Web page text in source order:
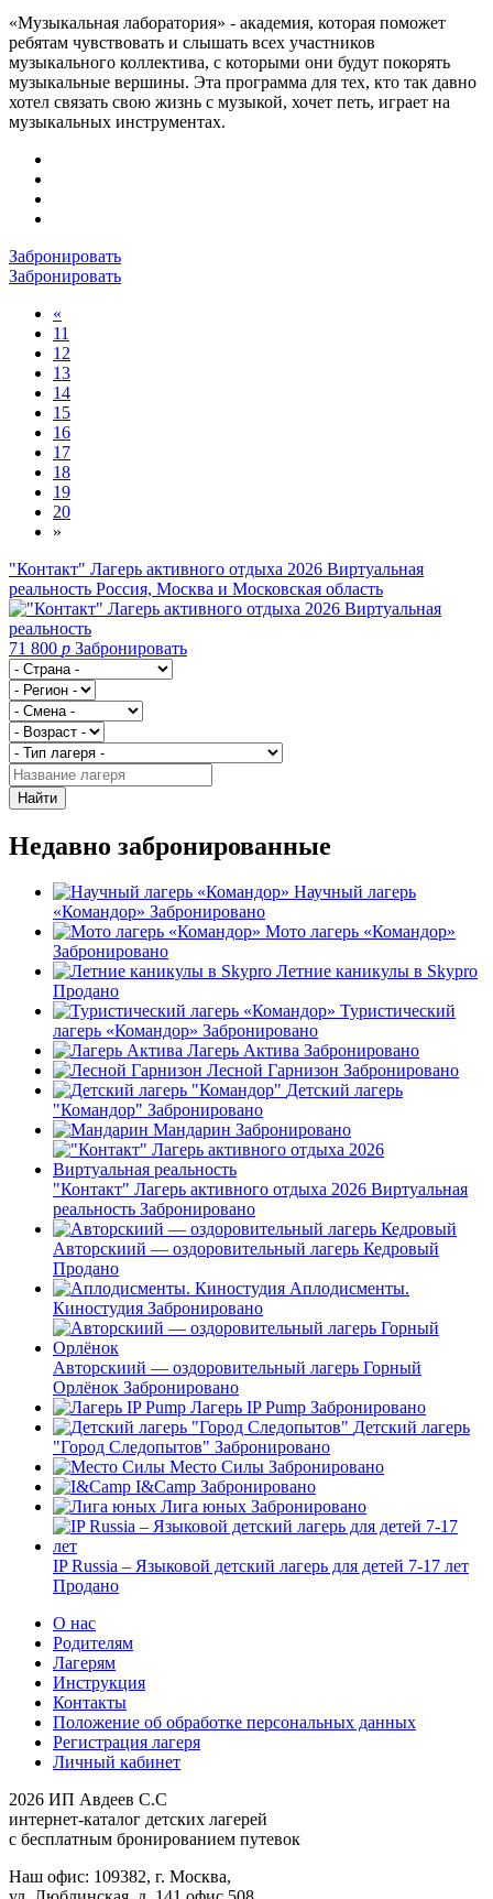
«Музыкальная лаборатория» - академия, которая поможет
ребятам чувствовать и слышать всех участников
музыкального коллектива, с которыми они будут покорять
музыкальные вершины. Эта программа для тех, кто так давно
хотел связать свою жизнь с музыкой, хочет петь, играет на
музыкальных инструментах.
Забронировать
Забронировать
«
11
12
13
14
15
16
17
18
19
20
»
"Контакт" Лагерь активного отдыха 2026 Виртуальная
реальность Россия, Москва и Московская область
71 800 p Забронировать
Найти
Недавно забронированные
Научный лагерь
«Командор» Забронировано
Мото лагерь «Командор»
Забронировано
Летние каникулы в Skypro
Продано
Туристический
лагерь «Командор» Забронировано
Лагерь Актива Забронировано
Лесной Гарнизон Забронировано
Детский лагерь
"Командор" Забронировано
Мандарин Забронировано
"Контакт" Лагерь активного отдыха 2026 Виртуальная
реальность Забронировано
Авторскиий — оздоровительный лагерь Кедровый
Продано
Аплодисменты.
Киностудия Забронировано
Авторскиий — оздоровительный лагерь Горный
Орлёнок Забронировано
Лагерь IP Pump Забронировано
Детский лагерь
"Город Следопытов" Забронировано
Место Силы Забронировано
I&Camp Забронировано
Лига юных Забронировано
IP Russia – Языковой детский лагерь для детей 7-17 лет
Продано
О нас
Родителям
Лагерям
Инструкция
Контакты
Положение об обработке персональных данных
Регистрация лагеря
Личный кабинет
2026 ИП Авдеев С.С
интернет-каталог детских лагерей
с бесплатным бронированием путевок
Наш офис: 109382, г. Москва,